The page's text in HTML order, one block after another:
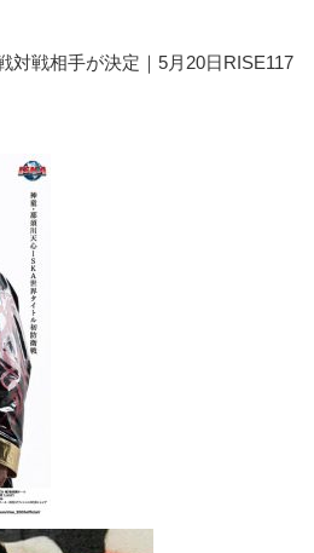
対戦相手が決定｜5月20日RISE117